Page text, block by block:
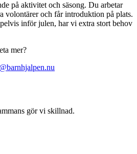
på aktivitet och säsong. Du arbetar
volontärer och får introduktion på plats.
inför julen, har vi extra stort behov
mer?
gör vi skillnad.